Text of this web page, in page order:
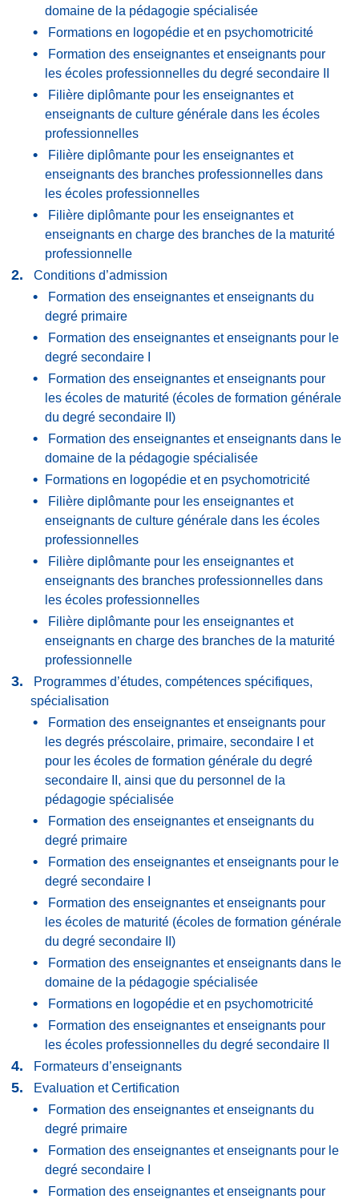
domaine de la pédagogie spécialisée
Formations en logopédie et en psychomotricité
Formation des enseignantes et enseignants pour
les écoles professionnelles du degré secondaire II
Filière diplômante pour les enseignantes et
enseignants de culture générale dans les écoles
professionnelles
Filière diplômante pour les enseignantes et
enseignants des branches professionnelles dans
les écoles professionnelles
Filière diplômante pour les enseignantes et
enseignants en charge des branches de la maturité
professionnelle
Conditions d’admission
Formation des enseignantes et enseignants du
degré primaire
Formation des enseignantes et enseignants pour le
degré secondaire I
Formation des enseignantes et enseignants pour
les écoles de maturité (écoles de formation générale
du degré secondaire II)
Formation des enseignantes et enseignants dans le
domaine de la pédagogie spécialisée
​Formations en logopédie et en psychomotricité
Filière diplômante pour les enseignantes et
enseignants de culture générale dans les écoles
professionnelles
Filière diplômante pour les enseignantes et
enseignants des branches professionnelles dans
les écoles professionnelles
Filière diplômante pour les enseignantes et
enseignants en charge des branches de la maturité
professionnelle
Programmes d’études, compétences spécifiques,
spécialisation
Formation des enseignantes et enseignants pour
les degrés préscolaire, primaire, secondaire I et
pour les écoles de formation générale du degré
secondaire II, ainsi que du personnel de la
pédagogie spécialisée
Formation des enseignantes et enseignants du
degré primaire
Formation des enseignantes et enseignants pour le
degré secondaire I
Formation des enseignantes et enseignants pour
les écoles de maturité (écoles de formation générale
du degré secondaire II)
Formation des enseignantes et enseignants dans le
domaine de la pédagogie spécialisée
Formations en logopédie et en psychomotricité
Formation des enseignantes et enseignants pour
les écoles professionnelles du degré secondaire II
Formateurs d’enseignants
Evaluation et Certification
Formation des enseignantes et enseignants du
degré primaire
Formation des enseignantes et enseignants pour le
degré secondaire I
Formation des enseignantes et enseignants pour